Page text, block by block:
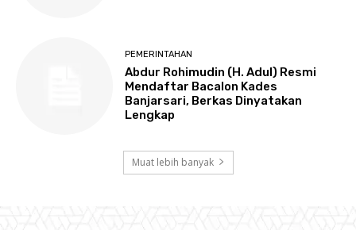
PEMERINTAHAN
Abdur Rohimudin (H. Adul) Resmi
Mendaftar Bacalon Kades
Banjarsari, Berkas Dinyatakan
Lengkap
Muat lebih banyak